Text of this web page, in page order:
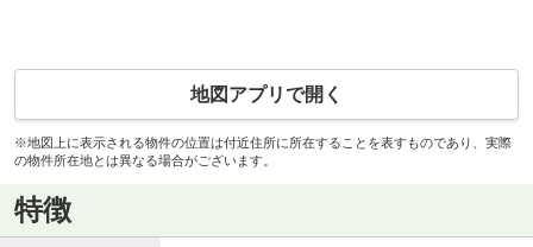
地図アプリで開く
※地図上に表示される物件の位置は付近住所に所在することを表すものであり、実際
の物件所在地とは異なる場合がございます。
特徴